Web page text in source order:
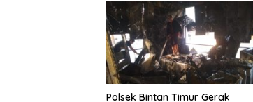
Polsek Bintan Timur Gerak